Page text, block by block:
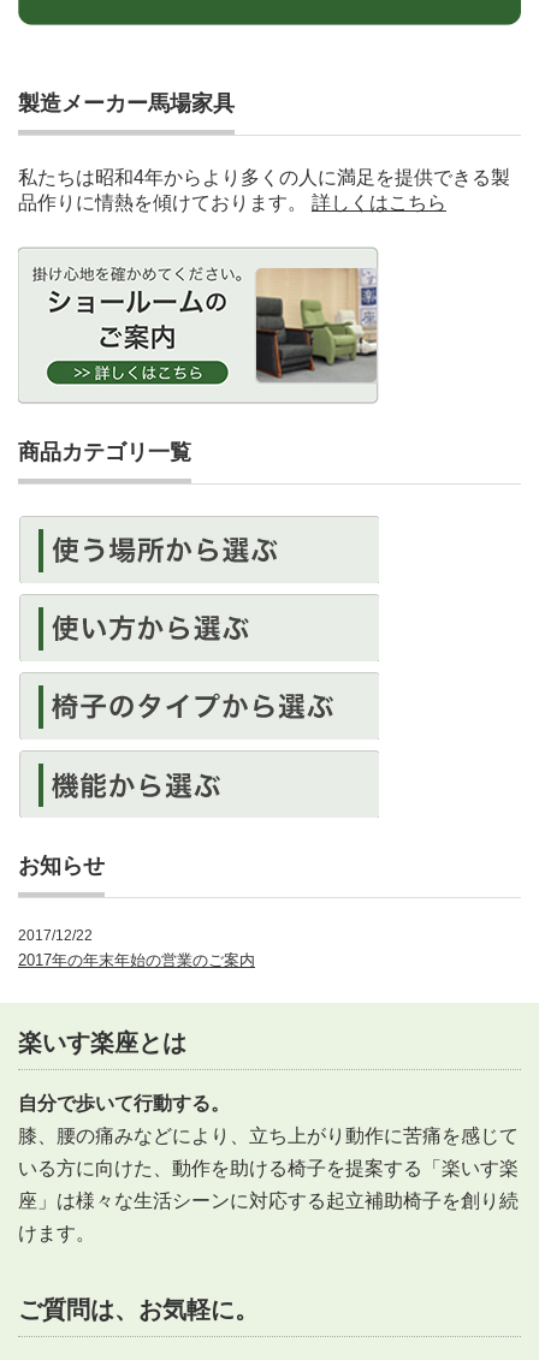
製造メーカー馬場家具
私たちは昭和4年からより多くの人に満足を提供できる製
品作りに情熱を傾けております。 詳しくはこちら
商品カテゴリ一覧
お知らせ
2017/12/22
2017年の年末年始の営業のご案内
楽いす楽座とは
自分で歩いて行動する。
膝、腰の痛みなどにより、立ち上がり動作に苦痛を感じて
いる方に向けた、動作を助ける椅子を提案する「楽いす楽
座」は様々な生活シーンに対応する起立補助椅子を創り続
けます。
ご質問は、お気軽に。